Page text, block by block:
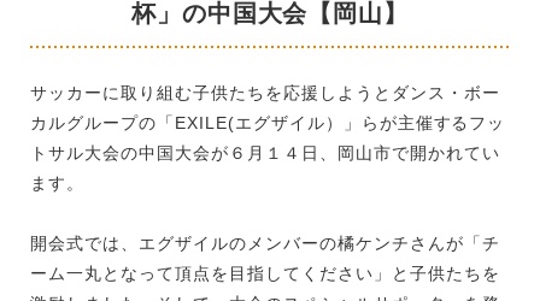
杯」の中国大会【岡山】
サッカーに取り組む子供たちを応援しようとダンス・ボー
カルグループの「EXILE(エグザイル）」らが主催するフッ
トサル大会の中国大会が６月１４日、岡山市で開かれてい
ます。
開会式では、エグザイルのメンバーの橘ケンチさんが「チ
ーム一丸となって頂点を目指してください」と子供たちを